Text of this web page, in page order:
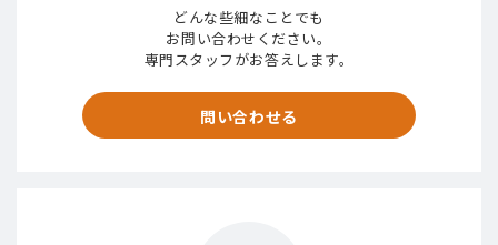
どんな些細なことでも
お問い合わせください。
専門スタッフがお答えします。
問い合わせる